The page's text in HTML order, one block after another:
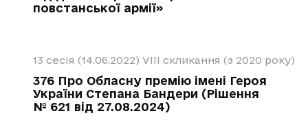
повстанської армії»
13 сесія (14.06.2022) VIII скликання (з 2020 року)
376 Про Обласну премію імені Героя
України Степана Бандери (Рішення
№ 621 від 27.08.2024)